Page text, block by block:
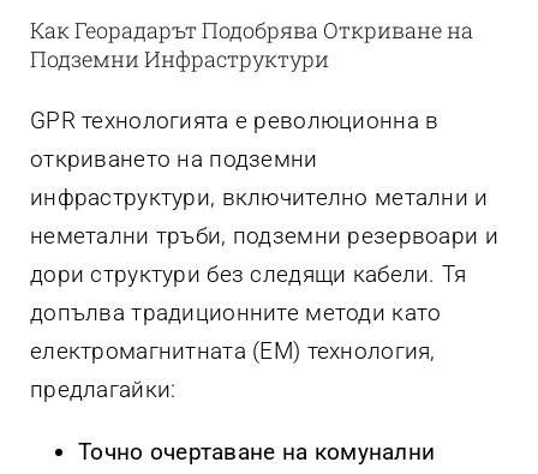
Как Георадарът Подобрява Откриване на
Подземни Инфраструктури
GPR технологията е революционна в
откриването на подземни
инфраструктури, включително метални и
неметални тръби, подземни резервоари и
дори структури без следящи кабели. Тя
допълва традиционните методи като
електромагнитната (EM) технология,
предлагайки:
Точно очертаване на комунални